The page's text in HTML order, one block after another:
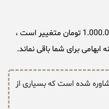
برای شما باقی نماند.
شده است که بسیاری از